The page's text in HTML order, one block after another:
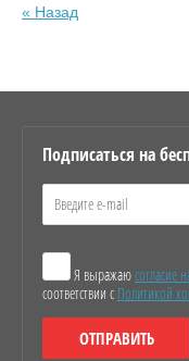
ПГП
« Назад
Подписаться на
Я выражаюсогласие
соответствии с Политикой
ОТПРАВИТЬ